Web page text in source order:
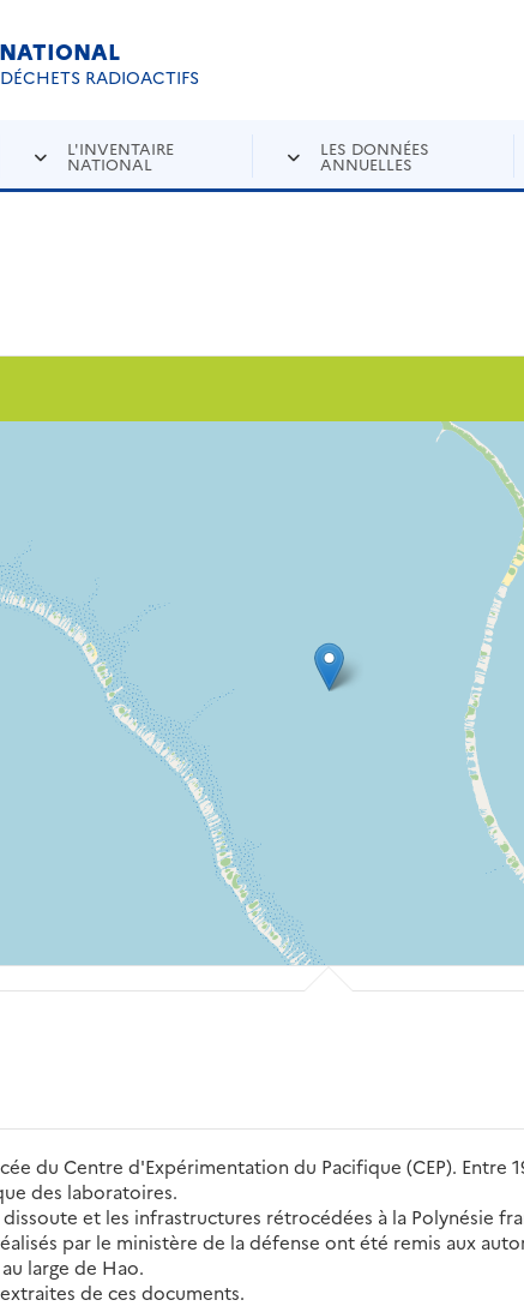
RADIOACTIFS
L'INVENTAIRE
NATIONAL
LES DONNÉES
ANNUELLES
du Centre d'Expérimentation du Pacifique (CEP). Entre
des laboratoires.
et les infrastructures rétrocédées à la Polynésie
par le ministère de la défense ont été remis aux
large de Hao.
de ces documents.